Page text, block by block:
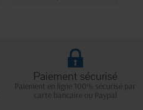
Paiement sécurisé
Paiement en ligne 100% sécurisé par
carte bancaire ou Paypal